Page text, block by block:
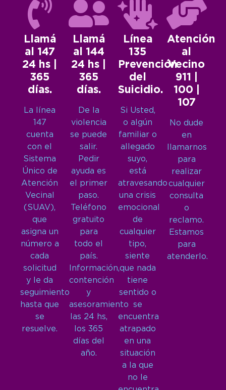
Llamá
al 147
24 hs |
365
días.
La línea
147
cuenta
con el
Sistema
Único de
Atención
Vecinal
(SUAV),
que
asigna un
número a
cada
solicitud
y le da
seguimiento
hasta que
se
resuelve.
Llamá
al 144
24 hs |
365
días.
De la
violencia
se puede
salir.
Pedir
ayuda es
el primer
paso.
Teléfono
gratuito
para
todo el
país.
Información,
contención
y
asesoramiento
las 24 hs,
los 365
días del
año.
Línea
135
Prevención
del
Suicidio.
Si Usted,
o algún
familiar o
allegado
suyo,
está
atravesando
una crisis
emocional
de
cualquier
tipo,
siente
que nada
tiene
sentido o
se
encuentra
atrapado
en una
situación
a la que
no le
Atención
al
Vecino
911 |
100 |
107
No dude
en
llamarnos
para
realizar
cualquier
consulta
o
reclamo.
Estamos
para
atenderlo.